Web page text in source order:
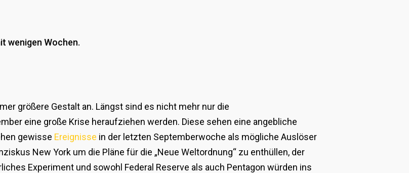
wenigen Wochen.
größere Gestalt an. Längst sind es nicht mehr nur die
eine große Krise heraufziehen werden. Diese sehen eine angebliche
gewisse Ereignisse in der letzten Septemberwoche als mögliche Auslöser
New York um die Pläne für die „Neue Weltordnung“ zu enthüllen, der
Experiment und sowohl Federal Reserve als auch Pentagon würden ins